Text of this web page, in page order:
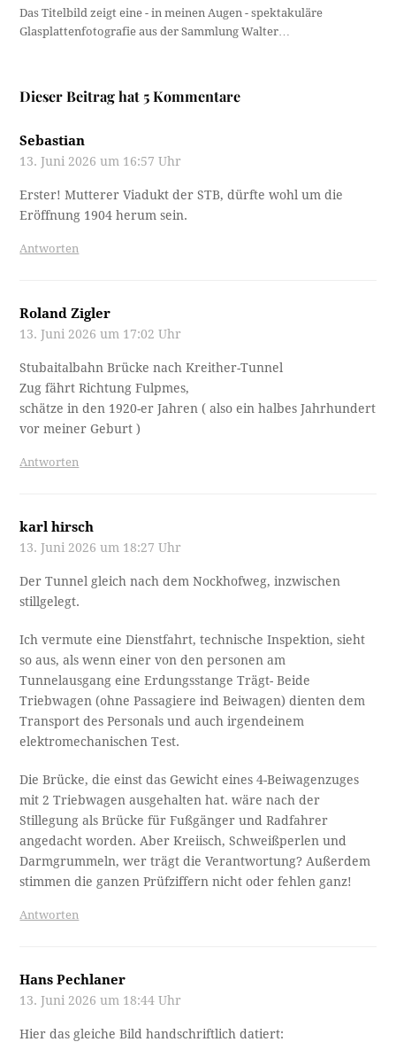
Das Titelbild zeigt eine - in meinen Augen - spektakuläre
Glasplattenfotografie aus der Sammlung Walter…
Dieser Beitrag hat 5 Kommentare
Sebastian
13. Juni 2026 um 16:57 Uhr
Erster! Mutterer Viadukt der STB, dürfte wohl um die
Eröffnung 1904 herum sein.
Antworten
Roland Zigler
13. Juni 2026 um 17:02 Uhr
Stubaitalbahn Brücke nach Kreither-Tunnel
Zug fährt Richtung Fulpmes,
schätze in den 1920-er Jahren ( also ein halbes Jahrhundert
vor meiner Geburt )
Antworten
karl hirsch
13. Juni 2026 um 18:27 Uhr
Der Tunnel gleich nach dem Nockhofweg, inzwischen
stillgelegt.
Ich vermute eine Dienstfahrt, technische Inspektion, sieht
so aus, als wenn einer von den personen am
Tunnelausgang eine Erdungsstange Trägt- Beide
Triebwagen (ohne Passagiere ind Beiwagen) dienten dem
Transport des Personals und auch irgendeinem
elektromechanischen Test.
Die Brücke, die einst das Gewicht eines 4-Beiwagenzuges
mit 2 Triebwagen ausgehalten hat. wäre nach der
Stillegung als Brücke für Fußgänger und Radfahrer
angedacht worden. Aber Kreiisch, Schweißperlen und
Darmgrummeln, wer trägt die Verantwortung? Außerdem
stimmen die ganzen Prüfziffern nicht oder fehlen ganz!
Antworten
Hans Pechlaner
13. Juni 2026 um 18:44 Uhr
Hier das gleiche Bild handschriftlich datiert: